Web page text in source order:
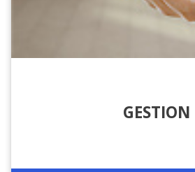
GESTION